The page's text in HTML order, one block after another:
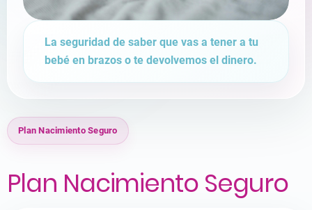
Plan Nacimiento Seguro
Plan Nacimiento Seguro
La seguridad de saber que vas a tener a tu
bebé en brazos o te devolvemos el dinero.